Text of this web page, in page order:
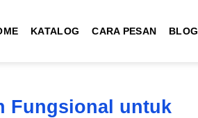
KATALOG CARA PESAN BLOG
Fungsional untuk